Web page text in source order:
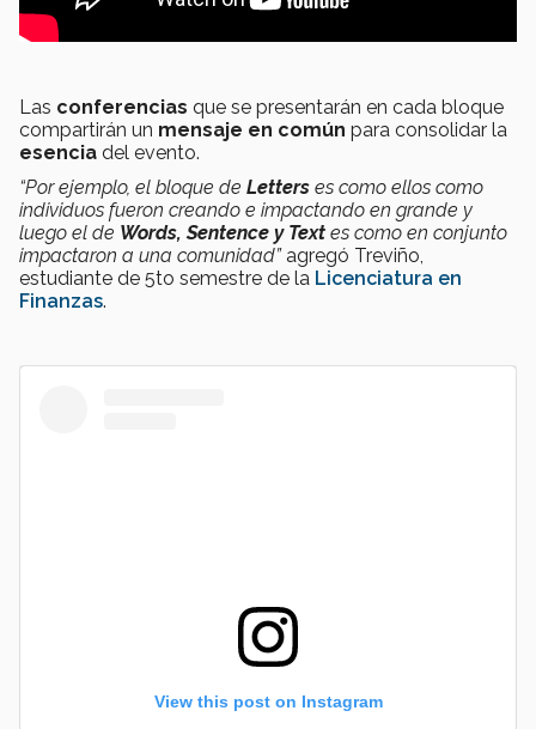
Las conferencias que se presentarán en cada bloque
compartirán un mensaje en común para consolidar la
esencia del evento.
“Por ejemplo, el bloque de Letters es como ellos como
individuos fueron creando e impactando en grande y
luego el de Words, Sentence y Text es como en conjunto
impactaron a una comunidad” agregó Treviño,
estudiante de 5to semestre de la Licenciatura en
Finanzas.
View this post on Instagram